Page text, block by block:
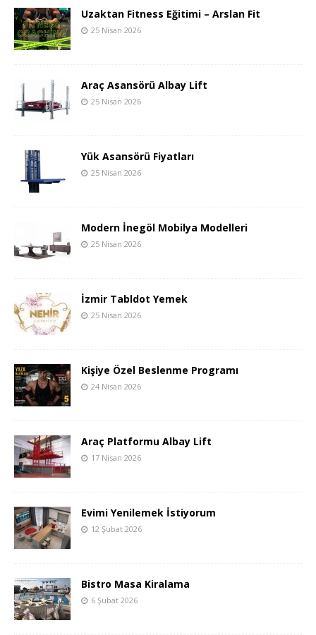
Uzaktan Fitness Eğitimi – Arslan Fit
25 Nisan 2026
Araç Asansörü Albay Lift
25 Nisan 2026
Yük Asansörü Fiyatları
25 Nisan 2026
Modern İnegöl Mobilya Modelleri
25 Nisan 2026
İzmir Tabldot Yemek
25 Nisan 2026
Kişiye Özel Beslenme Programı
24 Nisan 2026
Araç Platformu Albay Lift
17 Nisan 2026
Evimi Yenilemek İstiyorum
12 Şubat 2026
Bistro Masa Kiralama
6 Şubat 2026